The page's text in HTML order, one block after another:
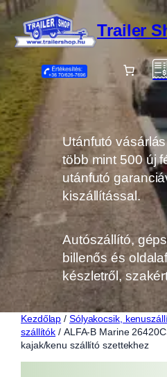
Ugrás
tartalomhoz
Trailer
Utánfutó
több mint 500 új
utánfutó
kiszállítással.
Autószállító,
billenős és
készletről,
Kezdőlap / Sólyakocsik,
szállítók / ALFA-B Marine
kajak/kenu szállító szettekhez